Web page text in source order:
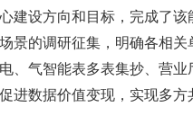
建设方向和目标，完成了
景的调研征集，明确各相
、气智能表多表集抄、营
进数据价值变现，实现多方